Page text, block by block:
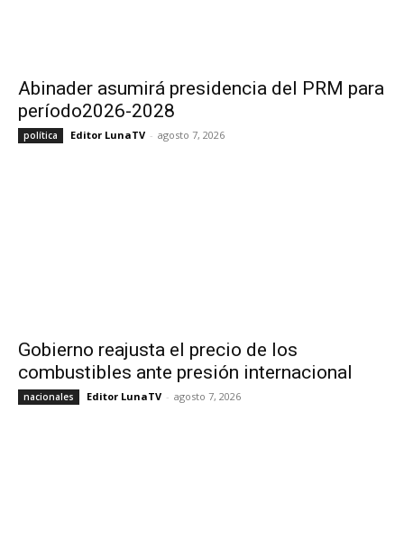
Abinader asumirá presidencia del PRM para
período2026-2028
política Editor LunaTV - agosto 7, 2026
Gobierno reajusta el precio de los
combustibles ante presión internacional
nacionales Editor LunaTV - agosto 7, 2026